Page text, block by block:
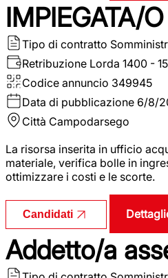
IMPIEGATA/
Tipo di contratto
Retribuzione Lorda 1400 -
Codice annuncio 349945
Data di pubblicazione 6/8/
Città Campodarsego
La risorsa inserita in ufficio
materiale, verifica bolle in
ottimizzare i costi e le scorte.
Candidati
Addetto/a